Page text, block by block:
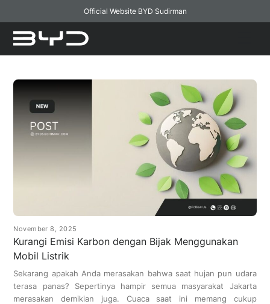
Official Website BYD Sudirman
November 8, 2025
Kurangi Emisi Karbon dengan Bijak Menggunakan
Mobil Listrik
Sekarang apakah Anda merasakan bahwa saat hujan pun udara
terasa panas? Sepertinya hampir semua masyarakat Jakarta
merasakan demikian juga. Cuaca saat ini memang cukup